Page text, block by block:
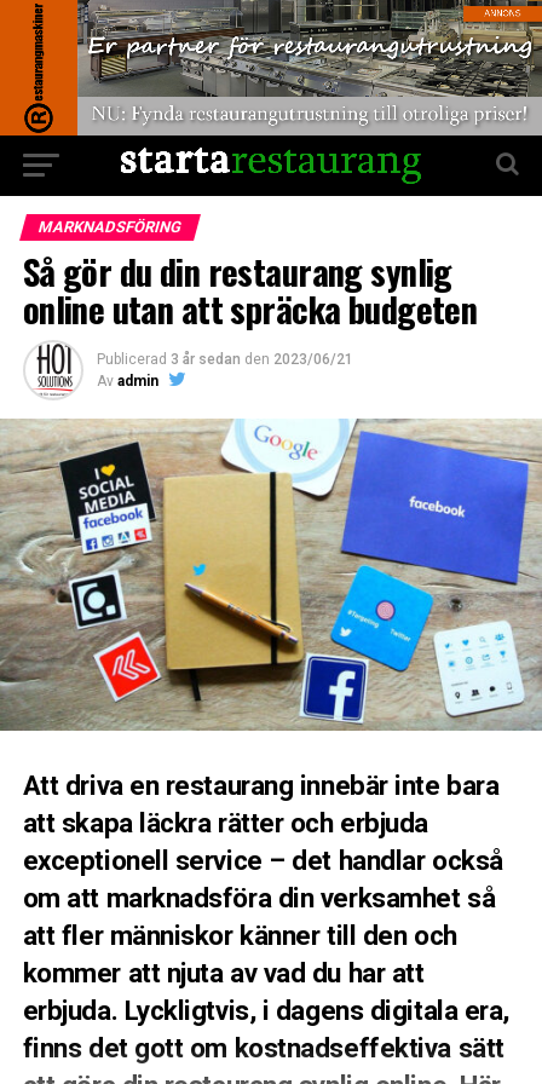
MARKNADSFÖRING
Så gör du din restaurang synlig
online utan att spräcka budgeten
Publicerad 3 år sedan den 2023/06/21
Av admin
Att driva en restaurang innebär inte bara
att skapa läckra rätter och erbjuda
exceptionell service – det handlar också
om att marknadsföra din verksamhet så
att fler människor känner till den och
kommer att njuta av vad du har att
erbjuda. Lyckligtvis, i dagens digitala era,
finns det gott om kostnadseffektiva sätt